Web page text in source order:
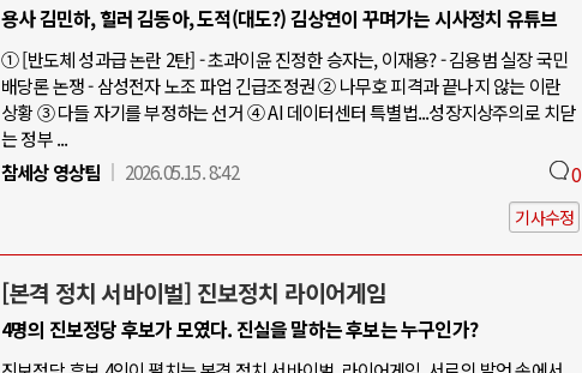
용사 김민하, 힐러 김동아, 도적(대도?) 김상연이 꾸며가는 시사정치 유튜브
① [반도체 성과급 논란 2탄] - 초과이윤 진정한 승자는, 이재용? - 김용범 실장 국민
배당론 논쟁 - 삼성전자 노조 파업 긴급조정권 ② 나무호 피격과 끝나지 않는 이란
상황 ③ 다들 자기를 부정하는 선거 ④ AI 데이터센터 특별법...성장지상주의로 치닫
는 정부 ...
참세상 영상팀
2026.05.15. 8:42 0
기사수정
[본격 정치 서바이벌] 진보정치 라이어게임
4명의 진보정당 후보가 모였다. 진실을 말하는 후보는 누구인가?